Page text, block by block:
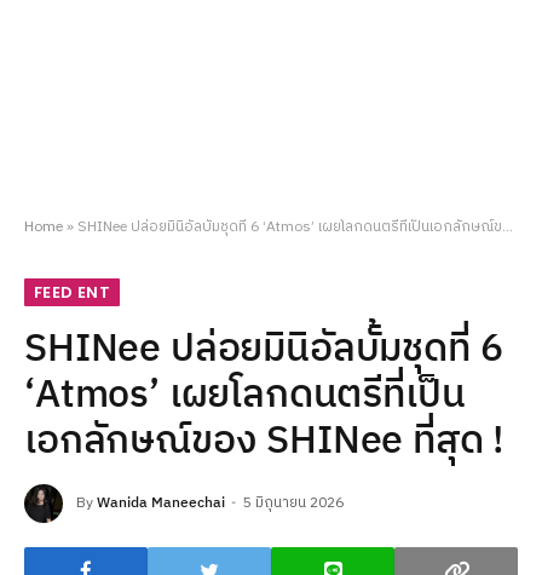
Home» SHINee ปล่อยมินิอัลบั้มชุดที่ 6 ‘Atmos’ เผยโลกดนตรีที่เป็นเอกลักษณ์ของ SHINee ที่สุด !
FEED ENT
SHINee ปล่อยมินิอัลบั้มชุดที่ 6
‘Atmos’ เผยโลกดนตรีที่เป็น
เอกลักษณ์ของ SHINee ที่สุด !
ByWanida Maneechai 5 มิถุนายน 2026